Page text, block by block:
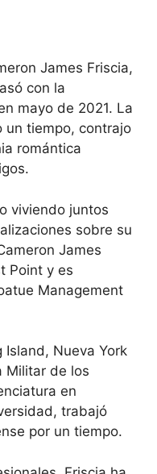
James Friscia,
con la
mayo de 2021. La
un tiempo, contrajo
romántica
viviendo juntos
sobre su
James
Point y es
Management
Island, Nueva York
Militar de los
en
trabajó
por un tiempo.